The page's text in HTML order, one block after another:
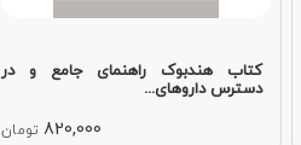
کتاب هندبوک راهنمای جامع و در
دسترس داروهای...
820,000 تومان